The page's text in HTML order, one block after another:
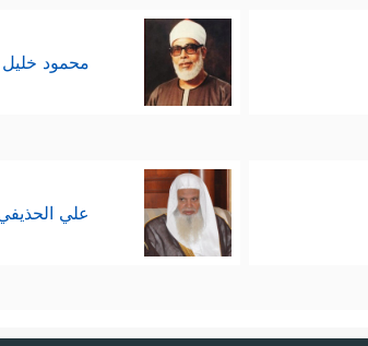
محمود
علي